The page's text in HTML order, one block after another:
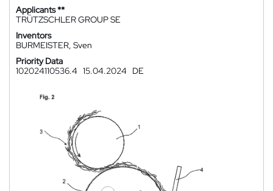
Applicants **
TRÜTZSCHLER GROUP SE
Inventors
BURMEISTER, Sven
Priority Data
102024110536.4 15.04.2024 DE